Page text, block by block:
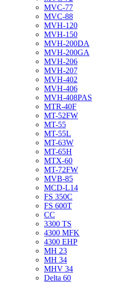
MVC-77
MVC-88
MVH-120
MVH-150
MVH-200DA
MVH-200GA
MVH-206
MVH-207
MVH-402
MVH-406
MVH-408PAS
MTR-40F
MT-52FW
MT-55
MT-55L
MT-63W
MT-65H
MTX-60
MT-72FW
MVB-85
MCD-L14
FS 350C
FS 600T
CC
3300 TS
4300 MFK
4300 EHP
MH 23
MH 34
MHV 34
Delta 60